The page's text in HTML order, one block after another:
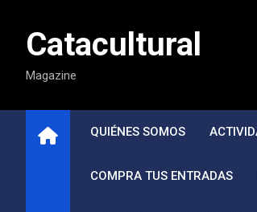
contenidoCatacultural
Magazine
QUIÉNES SOMOS
COMPRA TUS ENTRADAS